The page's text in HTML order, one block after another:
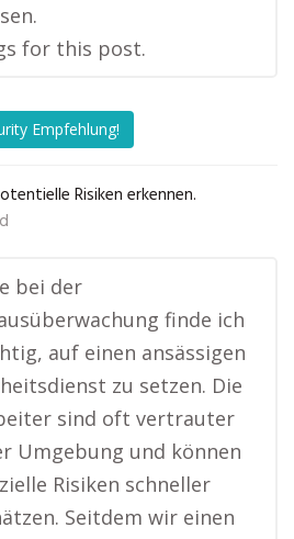
for this post.
Empfehlung!
Risiken erkennen.
bei der
finde ich
auf einen ansässigen
zu setzen. Die
sind oft vertrauter
Umgebung und können
Risiken schneller
Seitdem wir einen